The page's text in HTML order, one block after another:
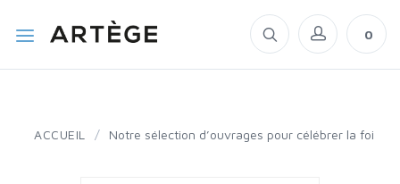
0
ACCUEIL / Notre sélection d’ouvrages pour célébrer la foi